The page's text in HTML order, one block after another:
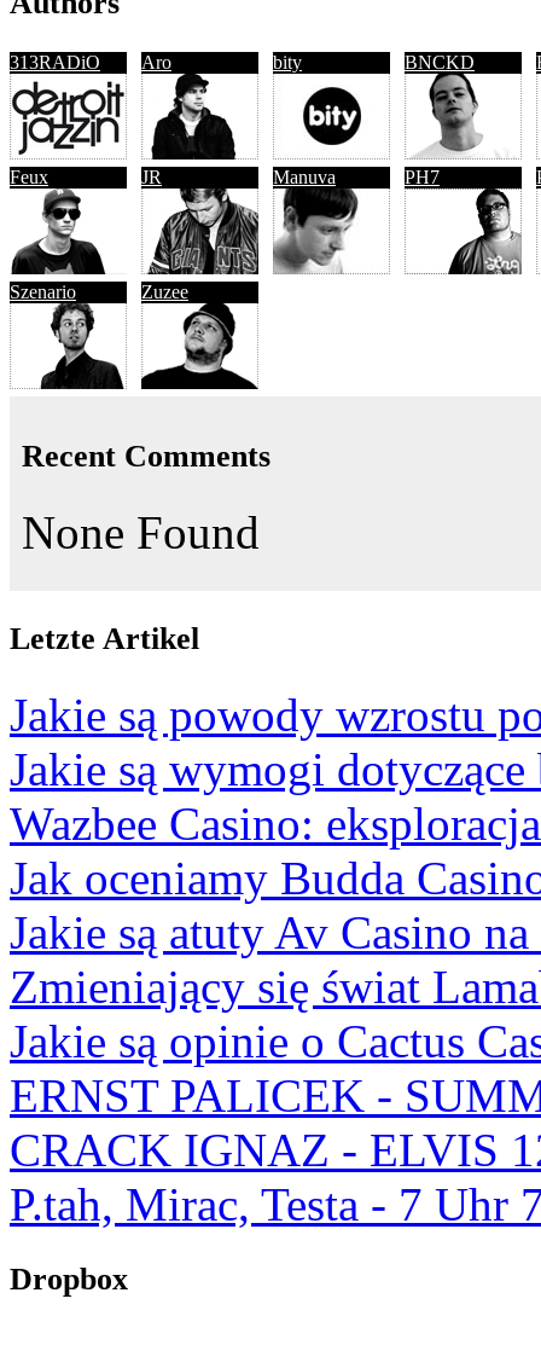
313RADiO Aro bity BNCKD
Feux JR Manuva PH7
Szenario Zuzee
Recent Comments
None Found
Letzte Artikel
Jakie są powody wzrostu
Jakie są wymogi
Wazbee Casino:
Jak oceniamy Budda
Jakie są atuty Av Casino
Zmieniający się świat
Jakie są opinie o Cactus
ERNST PALICEK -
CRACK IGNAZ - ELVIS
P.tah, Mirac, Testa - 7
Dropbox